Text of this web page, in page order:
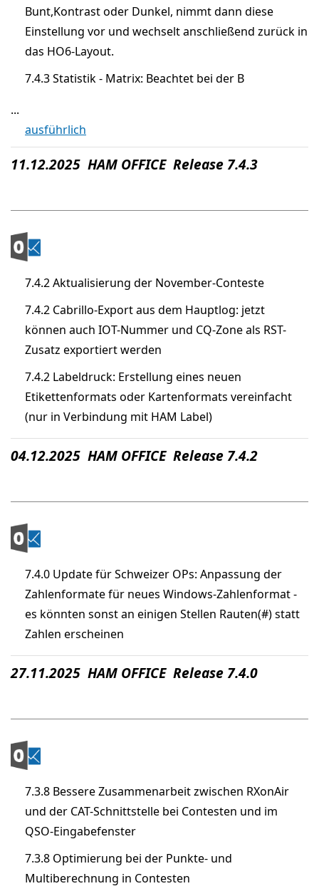
Bunt,Kontrast oder Dunkel, nimmt dann diese
Einstellung vor und wechselt anschließend zurück in
das HO6-Layout.
7.4.3 Statistik - Matrix: Beachtet bei der B
...
ausführlich
11.12.2025 HAM OFFICE Release 7.4.3
7.4.2 Aktualisierung der November-Conteste
7.4.2 Cabrillo-Export aus dem Hauptlog: jetzt
können auch IOT-Nummer und CQ-Zone als RST-
Zusatz exportiert werden
7.4.2 Labeldruck: Erstellung eines neuen
Etikettenformats oder Kartenformats vereinfacht
(nur in Verbindung mit HAM Label)
04.12.2025 HAM OFFICE Release 7.4.2
7.4.0 Update für Schweizer OPs: Anpassung der
Zahlenformate für neues Windows-Zahlenformat -
es könnten sonst an einigen Stellen Rauten(#) statt
Zahlen erscheinen
27.11.2025 HAM OFFICE Release 7.4.0
7.3.8 Bessere Zusammenarbeit zwischen RXonAir
und der CAT-Schnittstelle bei Contesten und im
QSO-Eingabefenster
7.3.8 Optimierung bei der Punkte- und
Multiberechnung in Contesten